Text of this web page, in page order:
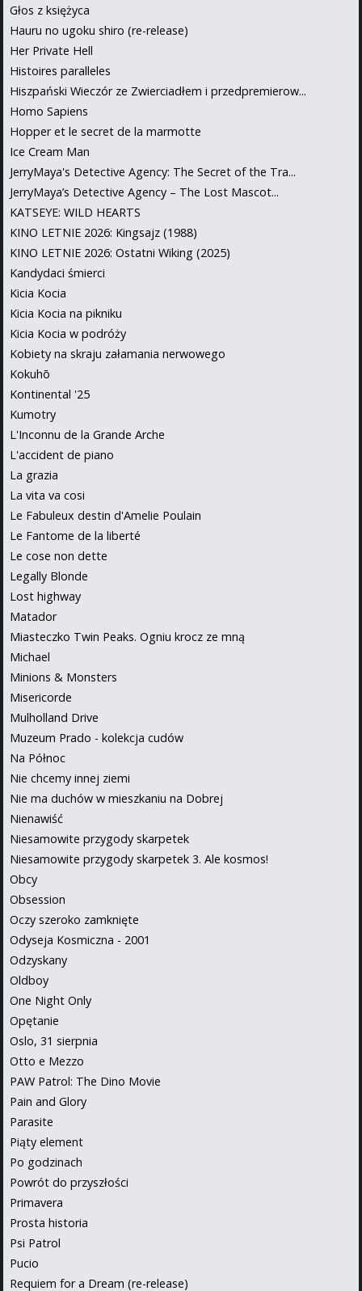
Głos z księżyca
Hauru no ugoku shiro (re-release)
Her Private Hell
Histoires paralleles
Hiszpański Wieczór ze Zwierciadłem i przedpremierow...
Homo Sapiens
Hopper et le secret de la marmotte
Ice Cream Man
JerryMaya's Detective Agency: The Secret of the Tra...
JerryMaya’s Detective Agency – The Lost Mascot...
KATSEYE: WILD HEARTS
KINO LETNIE 2026: Kingsajz (1988)
KINO LETNIE 2026: Ostatni Wiking (2025)
Kandydaci śmierci
Kicia Kocia
Kicia Kocia na pikniku
Kicia Kocia w podróży
Kobiety na skraju załamania nerwowego
Kokuhō
Kontinental '25
Kumotry
L'Inconnu de la Grande Arche
L'accident de piano
La grazia
La vita va cosi
Le Fabuleux destin d'Amelie Poulain
Le Fantome de la liberté
Le cose non dette
Legally Blonde
Lost highway
Matador
Miasteczko Twin Peaks. Ogniu krocz ze mną
Michael
Minions & Monsters
Misericorde
Mulholland Drive
Muzeum Prado - kolekcja cudów
Na Północ
Nie chcemy innej ziemi
Nie ma duchów w mieszkaniu na Dobrej
Nienawiść
Niesamowite przygody skarpetek
Niesamowite przygody skarpetek 3. Ale kosmos!
Obcy
Obsession
Oczy szeroko zamknięte
Odyseja Kosmiczna - 2001
Odzyskany
Oldboy
One Night Only
Opętanie
Oslo, 31 sierpnia
Otto e Mezzo
PAW Patrol: The Dino Movie
Pain and Glory
Parasite
Piąty element
Po godzinach
Powrót do przyszłości
Primavera
Prosta historia
Psi Patrol
Pucio
Requiem for a Dream (re-release)